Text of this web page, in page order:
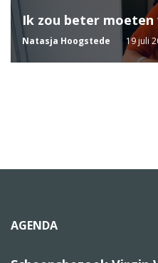
Ik zou beter moeten
Natasja Hoogstede 19 juli
AGENDA